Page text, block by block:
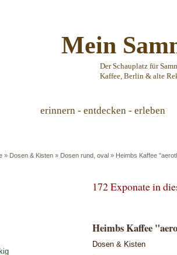
Mein
Der Schauplatz für
Kaffee, Berlin & alte
erinnern - entdecken - erleben
» Dosen & Kisten » Dosen rund, oval » Heimbs Kaffee
172 Exponate in
Heimbs Kaffee
Dosen & Kisten